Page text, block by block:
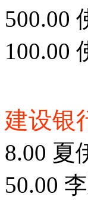
500.00
100.00
建设银
8.00 夏
50.00